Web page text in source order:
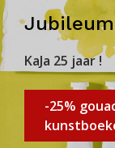
KaJa 25 jaar !
-25%